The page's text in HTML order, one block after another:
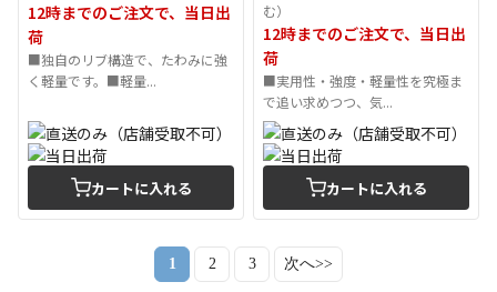
12時までのご注文で、当日出
荷
■独自のリブ構造で、たわみに強
く軽量です。■軽量...
カートに入れる
む）
12時までのご注文で、当日出
荷
■実用性・強度・軽量性を究極ま
で追い求めつつ、気...
カートに入れる
1 2 3 次へ>>